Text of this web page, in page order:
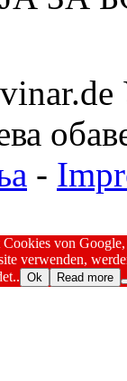
-
von
verwenden,
Ok Read more